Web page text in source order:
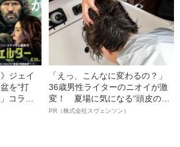
ジェイ
を“打
コラ
「えっ、こんなに変わるの？」
36歳男性ライターのニオイが激
変！ 夏場に気になる“頭皮のニ
オイ”や“ベタつき”を解消す
PR（株式会社スヴェンソン）